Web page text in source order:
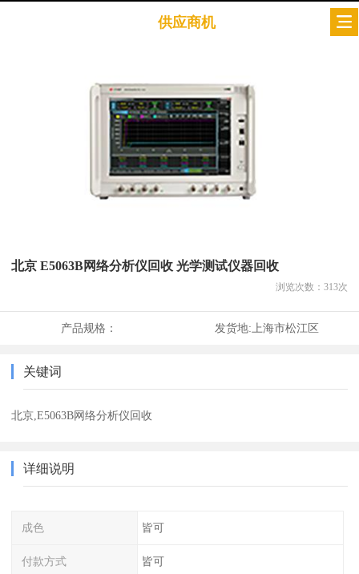
供应商机
北京 E5063B网络分析仪回收 光学测试仪器回收
浏览次数： 313次
产品规格： 发货地:上海市松江区
关键词
北京,E5063B网络分析仪回收
详细说明
成色 皆可
付款方式 皆可